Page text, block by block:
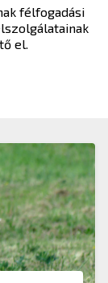
félfogadási
el.